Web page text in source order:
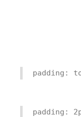
padding:
padding: